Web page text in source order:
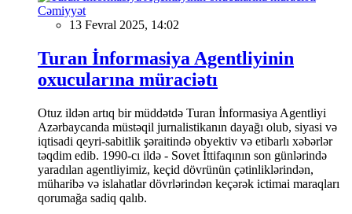
Cəmiyyət
13 Fevral 2025, 14:02
Turan İnformasiya Agentliyinin
oxucularına müraciətı
Otuz ildən artıq bir müddətdə Turan İnformasiya Agentliyi
Azərbaycanda müstəqil jurnalistikanın dayağı olub, siyasi və
iqtisadi qeyri-sabitlik şəraitində obyektiv və etibarlı xəbərlər
təqdim edib. 1990-cı ildə - Sovet İttifaqının son günlərində
yaradılan agentliyimiz, keçid dövrünün çətinliklərindən,
müharibə və islahatlar dövrlərindən keçərək ictimai maraqları
qorumağa sadiq qalıb.